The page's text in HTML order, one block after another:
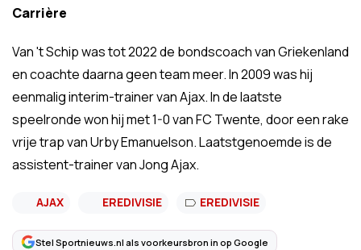
Carrière
Van 't Schip was tot 2022 de bondscoach van Griekenland
en coachte daarna geen team meer. In 2009 was hij
eenmalig interim-trainer van Ajax. In de laatste
speelronde won hij met 1-0 van FC Twente, door een rake
vrije trap van Urby Emanuelson. Laatstgenoemde is de
assistent-trainer van Jong Ajax.
AJAX EREDIVISIE EREDIVISIE
Stel Sportnieuws.nl als voorkeursbron in op Google